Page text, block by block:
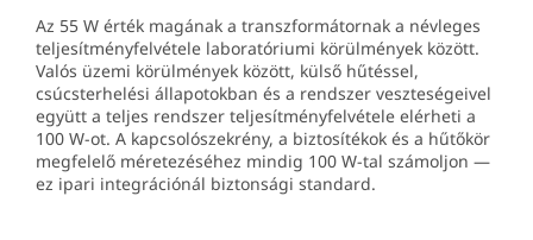
Az 55 W érték magának a transzformátornak a névleges
teljesítményfelvétele laboratóriumi körülmények között.
Valós üzemi körülmények között, külső hűtéssel,
csúcsterhelési állapotokban és a rendszer veszteségeivel
együtt a teljes rendszer teljesítményfelvétele elérheti a
100 W-ot. A kapcsolószekrény, a biztosítékok és a hűtőkör
megfelelő méretezéséhez mindig 100 W-tal számoljon —
ez ipari integrációnál biztonsági standard.